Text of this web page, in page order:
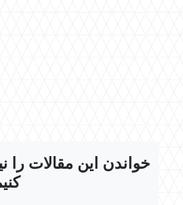
خواندن این مقالات را